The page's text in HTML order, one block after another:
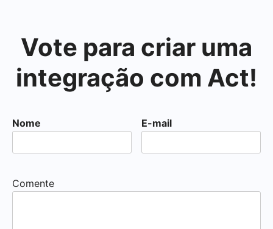
Vote para criar uma
integração com Act!
Nome E-mail
Comente